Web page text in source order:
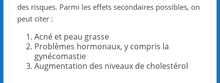
des risques. Parmi les effets secondaires possibles, on
peut citer :
Acné et peau grasse
Problèmes hormonaux, y compris la
gynécomastie
Augmentation des niveaux de cholestérol